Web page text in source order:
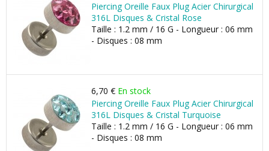
Piercing Oreille Faux Plug Acier Chirurgical
316L Disques & Cristal Rose
Taille : 1.2 mm / 16 G - Longueur : 06 mm
- Disques : 08 mm
6,70 € En stock
Piercing Oreille Faux Plug Acier Chirurgical
316L Disques & Cristal Turquoise
Taille : 1.2 mm / 16 G - Longueur : 06 mm
- Disques : 08 mm